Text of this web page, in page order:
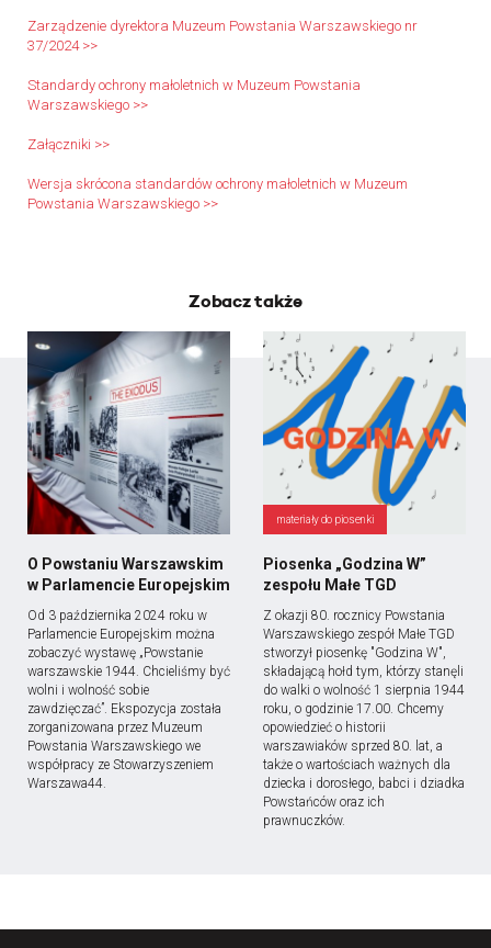
Zarządzenie dyrektora Muzeum Powstania Warszawskiego nr
37/2024 >>
Standardy ochrony małoletnich w Muzeum Powstania
Warszawskiego >>
Załączniki >>
Wersja skrócona standardów ochrony małoletnich w Muzeum
Powstania Warszawskiego >>
Zobacz także
O Powstaniu Warszawskim
w Parlamencie Europejskim
Od 3 października 2024 roku w
Parlamencie Europejskim można
zobaczyć wystawę „Powstanie
warszawskie 1944. Chcieliśmy być
wolni i wolność sobie
zawdzięczać”. Ekspozycja została
zorganizowana przez Muzeum
Powstania Warszawskiego we
współpracy ze Stowarzyszeniem
Warszawa44.
materiały do piosenki
Piosenka „Godzina W”
zespołu Małe TGD
Z okazji 80. rocznicy Powstania
Warszawskiego zespół Małe TGD
stworzył piosenkę "Godzina W",
składającą hołd tym, którzy stanęli
do walki o wolność 1 sierpnia 1944
roku, o godzinie 17.00. Chcemy
opowiedzieć o historii
warszawiaków sprzed 80. lat, a
także o wartościach ważnych dla
dziecka i dorosłego, babci i dziadka
Powstańców oraz ich
prawnuczków.